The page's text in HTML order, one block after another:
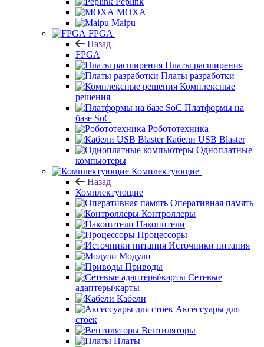
MOXA
Maipu
FPGA
Назад
FPGA
Платы расширения
Платы разработки
Комплексные
решения
Платформы на
базе SoC
Робототехника
Кабели USB Blaster
Одноплатные
компьютеры
Комплектующие
Назад
Комплектующие
Оперативная память
Контроллеры
Накопители
Процессоры
Источники питания
Модули
Приводы
Сетевые
адаптеры\карты
Кабели
Аксессуары для
стоек
Вентиляторы
Платы